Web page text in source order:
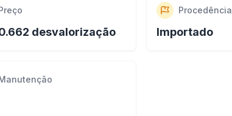
desvalorização
Procedência
Importado